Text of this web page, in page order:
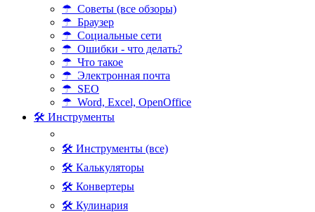
☂ Советы (все обзоры)
☂ Браузер
☂ Социальные сети
☂ Ошибки - что делать?
☂ Что такое
☂ Электронная почта
☂ SEO
☂ Word, Excel, OpenOffice
🛠 Инструменты
🛠 Инструменты (все)
🛠 Калькуляторы
🛠 Конвертеры
🛠 Кулинария